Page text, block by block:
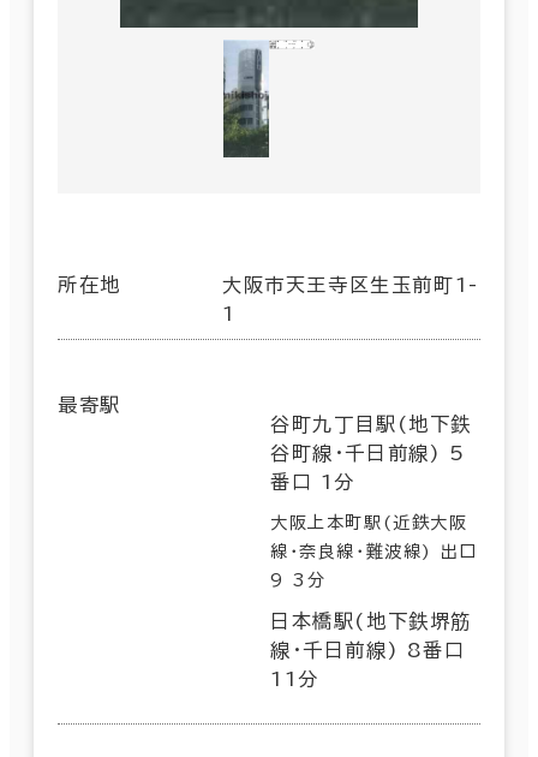
所在地
大阪市天王寺区生玉前町1-
1
最寄駅
谷町九丁目駅(地下鉄
谷町線･千日前線) 5
番口 1分
大阪上本町駅(近鉄大阪
線･奈良線･難波線) 出口
9 3分
日本橋駅(地下鉄堺筋
線･千日前線) 8番口
11分